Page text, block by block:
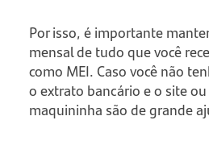
Por isso, é importante
mensal de tudo que você
como MEI. Caso você não
o extrato bancário e o site
maquininha são de grande